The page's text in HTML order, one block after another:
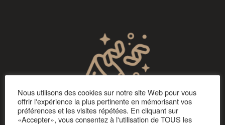
Nous utilisons des cookies sur notre site Web pour vous
offrir l'expérience la plus pertinente en mémorisant vos
préférences et les visites répétées. En cliquant sur
«Accepter», vous consentez à l'utilisation de TOUS les